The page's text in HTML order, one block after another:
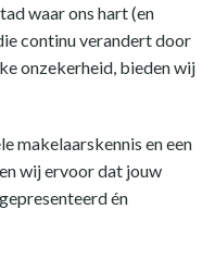
waar ons hart (en
continu verandert door
onzekerheid, bieden wij
makelaarskennis en een
wij ervoor dat jouw
én